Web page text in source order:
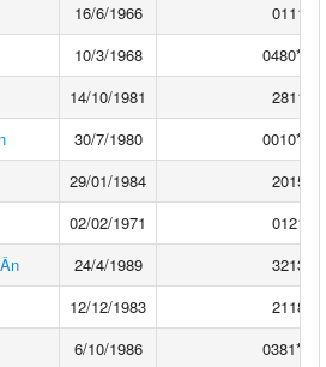
16/6/1966
10/3/1968
14/10/1981
30/7/1980
29/01/1984
02/02/1971
24/4/1989
12/12/1983
6/10/1986